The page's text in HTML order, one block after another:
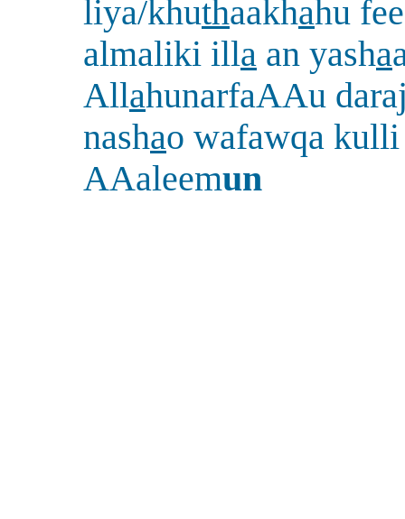
liya/khuthaakhahu
almaliki illa an yasha
AllahunarfaAAu
nashao wafawqa
AAaleemun